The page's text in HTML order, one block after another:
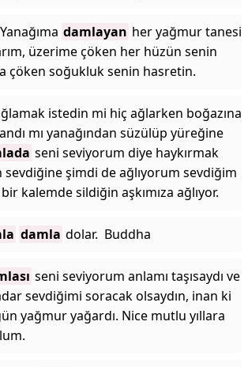
damlayan her yağmur tanesi
üzerime çöken her hüzün senin
çöken soğukluk senin hasretin.
istedin mi hiç ağlarken boğazına
mı yanağından süzülüp yüreğine
seni seviyorum diye haykırmak
şimdi de ağlıyorum sevdiğim
kalemde sildiğin aşkımıza ağlıyor.
damla dolar. Buddha
seni seviyorum anlamı taşısaydı ve
sevdiğimi soracak olsaydın, inan ki
yağmur yağardı. Nice mutlu yıllara